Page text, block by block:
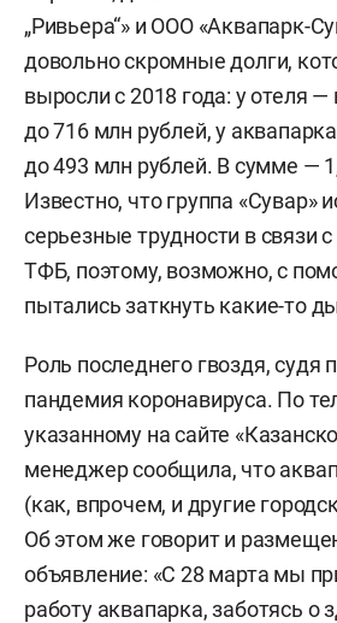
„Ривьера“» и ООО «Аквапарк-
довольно скромные долги,
выросли с 2018 года: у отеля —
до 716 млн рублей, у
до 493 млн рублей. В сумме —
Известно, что группа «Сувар»
серьезные трудности в связи
ТФБ, поэтому, возможно, с
пытались заткнуть какие-то
Роль последнего гвоздя, судя
пандемия коронавируса. По
указанному на сайте
менеджер сообщила, что
(как, впрочем, и другие
Об этом же говорит и
объявление: «С 28 марта мы
работу аквапарка, заботясь о